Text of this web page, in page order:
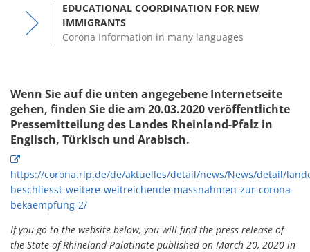
EDUCATIONAL COORDINATION FOR NEW
IMMIGRANTS
Corona Information in many languages
Wenn Sie auf die unten angegebene Internetseite
gehen, finden Sie die am 20.03.2020 veröffentlichte
Pressemitteilung des Landes Rheinland-Pfalz in
Englisch, Türkisch und Arabisch.
https://corona.rlp.de/de/aktuelles/detail/news/News/detail/
beschliesst-weitere-weitreichende-massnahmen-zur-corona-
bekaempfung-2/
If you go to the website below, you will find the press release of
the State of Rhineland-Palatinate published on March 20, 2020 in